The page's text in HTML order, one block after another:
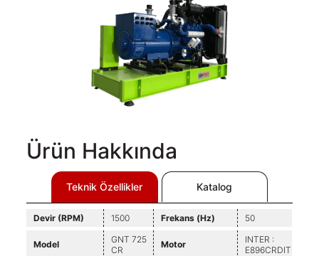
Hesaplama
Ürün Hakkında
Teknik Özellikler Katalog
Devir (RPM) 1500 Frekans (Hz) 50
Model
GNT 725
CR
Motor
INTER :
E896CRDIT